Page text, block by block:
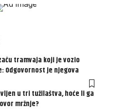
tramvaja koji je vozio
Odgovornost je njegova
u tri tužilaštva, hoće li ga
mržnje?